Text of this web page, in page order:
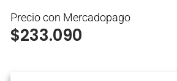
Precio con Mercadopago
$233.090